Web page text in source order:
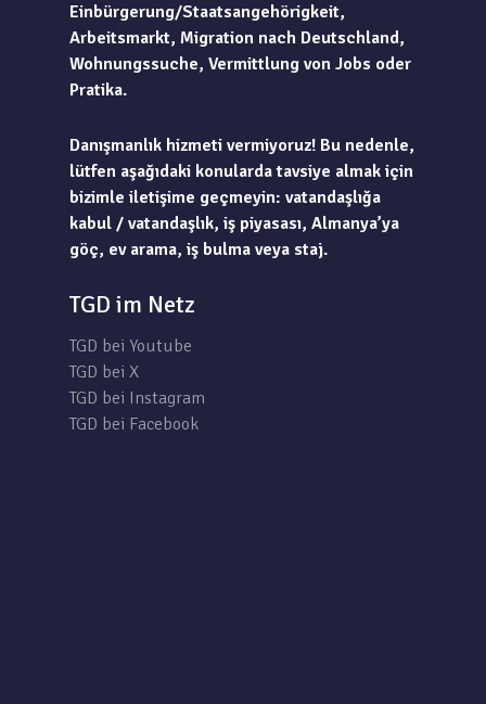
Einbürgerung/Staatsangehörigkeit,
Arbeitsmarkt, Migration nach Deutschland,
Wohnungssuche, Vermittlung von Jobs oder
Pratika.
Danışmanlık hizmeti vermiyoruz! Bu nedenle,
lütfen aşağıdaki konularda tavsiye almak için
bizimle iletişime geçmeyin: vatandaşlığa
kabul / vatandaşlık, iş piyasası, Almanya’ya
göç, ev arama, iş bulma veya staj.
TGD im Netz
TGD bei Youtube
TGD bei X
TGD bei Instagram
TGD bei Facebook